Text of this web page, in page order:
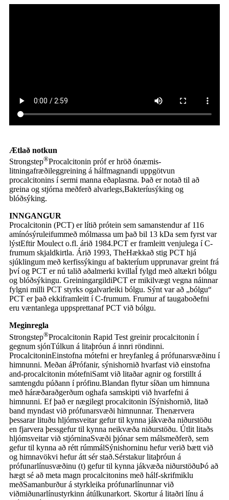
Ætlað notkun
Strongstep®Procalcitonin próf er hröð ónæmis-
litningafræðileggreining á hálfmagnandi uppgötvun
procalcitonins í sermi manna eðaplasma. Það er notað til að
greina og stjórna meðferð alvarlegs,Bakteríusýking og
blóðsýking.
INNGANGUR
Procalcitonin (PCT) er lítið prótein sem samanstendur af 116
amínósýruleifummeð mólmassa um það bil 13 kDa sem fyrst var
lýstEftir Moulect o.fl. árið 1984.PCT er framleitt venjulega í C-
frumum skjaldkirtla. Árið 1993, TheHækkað stig PCT hjá
sjúklingum með kerfissýkingu af bakteríum upprunavar greint frá
því og PCT er nú talið aðalmerki kvillaÍ fylgd með altækri bólgu
og blóðsýkingu. GreiningargildiPCT er mikilvægt vegna náinnar
fylgni milli PCT styrks ogalvarleiki bólgu. Sýnt var að „bólgu“
PCT er það ekkiframleitt í C-frumum. Frumur af taugaboðefni
eru væntanlega uppsprettanaf PCT við bólgu.
Meginregla
Strongstep®Procalcitonin Rapid Test greinir procalcitonin í
gegnum sjónTúlkun á litaþróun á innri röndinni.
ProcalcitoninEinstofna mótefni er hreyfanleg á prófunarsvæðinu í
himnunni. Meðan áPrófanir, sýnishornið hvarfast við einstofna
and-procalcitonin mótefniSamt við litaðar agnir og forstillt á
samtengdu púðann í prófinu.Blandan flytur síðan um himnuna
með háræðaraðgerðum oghafa samskipti við hvarfefni á
himnunni. Ef það er nægilegt procalcitonin íSýnishornið, litað
band myndast við prófunarsvæði himnunnar. Thenærvera
þessarar lituðu hljómsveitar gefur til kynna jákvæða niðurstöðu
en fjarvera þessgefur til kynna neikvæða niðurstöðu. Útlit litaðs
hljómsveitar við stjórninaSvæði þjónar sem málsmeðferð, sem
gefur til kynna að rétt rúmmálSýnishorninu hefur verið bætt við
og himnavökvi hefur átt sér stað.Sérstakur litaþróun á
prófunarlínusvæðinu (t) gefur til kynna jákvæða niðurstöðuÞó að
hægt sé að meta magn procalcitonins með hálf-skrifmiklu
meðSamanburður á styrkleika prófunarlínunnar við
viðmiðunarlínustyrkinn átúlkunarkort. Skortur á litaðri línu á